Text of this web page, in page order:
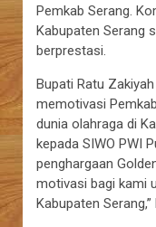
Pemkab Serang.
Kabupaten Serang
berprestasi.
Bupati Ratu
memotivasi
dunia olahraga di
kepada SIWO PWI
penghargaan
motivasi bagi kami
Kabupaten Serang,”